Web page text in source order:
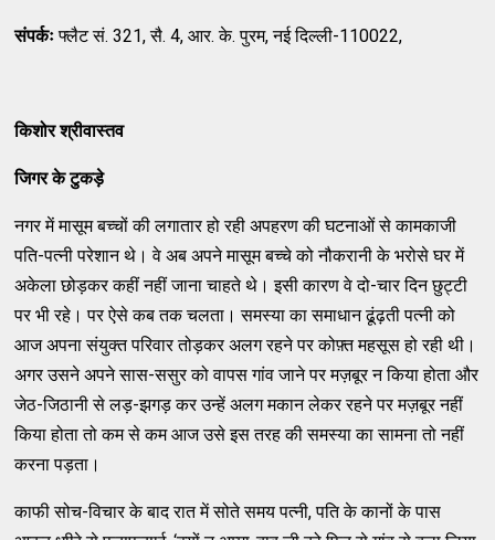
संपर्कःफ्लैट सं. 321, सै. 4, आर. के. पुरम, नई दिल्ली-110022,
किशोर श्रीवास्तव
जिगर के टुकड़े
नगर में मासूम बच्चों की लगातार हो रही अपहरण की घटनाओं से कामकाजी
पति-पत्नी परेशान थे। वे अब अपने मासूम बच्चे को नौकरानी के भरोसे घर में
अकेला छोड़कर कहीं नहीं जाना चाहते थे। इसी कारण वे दो-चार दिन छुट्टी
पर भी रहे। पर ऐसे कब तक चलता। समस्या का समाधान ढूंढ़ती पत्नी को
आज अपना संयुक्त परिवार तोड़कर अलग रहने पर कोफ़्त महसूस हो रही थी।
अगर उसने अपने सास-ससुर को वापस गांव जाने पर मज़बूर न किया होता और
जेठ-जिठानी से लड़-झगड़ कर उन्हें अलग मकान लेकर रहने पर मज़बूर नहीं
किया होता तो कम से कम आज उसे इस तरह की समस्या का सामना तो नहीं
करना पड़ता।
काफी सोच-विचार के बाद रात में सोते समय पत्नी, पति के कानों के पास